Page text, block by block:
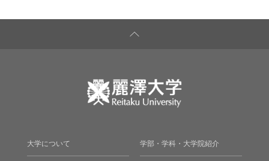
大学について 学部・学科・大学院紹介